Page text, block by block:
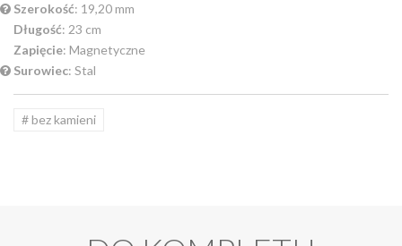
Szerokość: 19,20 mm
Długość: 23 cm
Zapięcie: Magnetyczne
Surowiec: Stal
# bez kamieni